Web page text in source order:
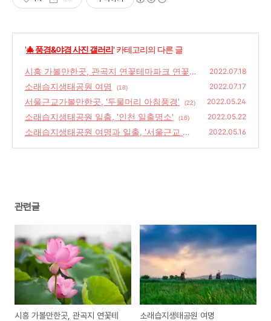
'🎄 풍경&야경 사진 갤러리' 카테고리의 다른 글
시흥 가볼만한곳, 관곡지 연꽃테마파크 연꽃
(26)
2022.07.18
소래습지생태공원 여명 (18) 2022.07.17
서울근교가볼만한곳, '두물머리 아침풍경' (22) 2022.05.24
소래습지생태공원 일출, '인천 일출명소' (16) 2022.05.22
소래습지생태공원 여명과 일출, '서울근교 일
2022.05.16
관련글
시흥 가볼만한곳, 관곡지 연꽃테
소래습지생태공원 여명